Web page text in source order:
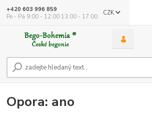
CZK
+420 603 996 859
Po - Pá 9:00 - 12:00 13:00 - 17:00
Opora: ano